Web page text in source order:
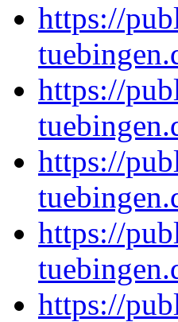
https://
https://
https://
https://
https://